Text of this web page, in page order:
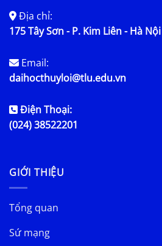
Địa chỉ:
175 Tây Sơn - P. Kim Liên - Hà Nội
Email:
daihocthuyloi@tlu.edu.vn
Điện Thoại:
(024) 38522201
GIỚI THIỆU
Tổng quan
Sứ mạng